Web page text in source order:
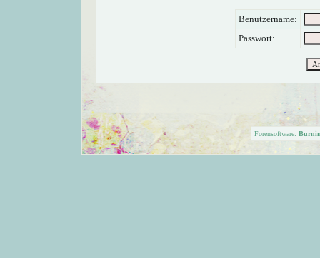
Benutzername:
Passwort:
Forensoftware: